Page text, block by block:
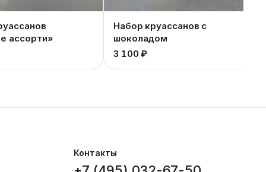
ассорти»
Набор круассанов с
шоколадом
3 100 ₽
Контакты